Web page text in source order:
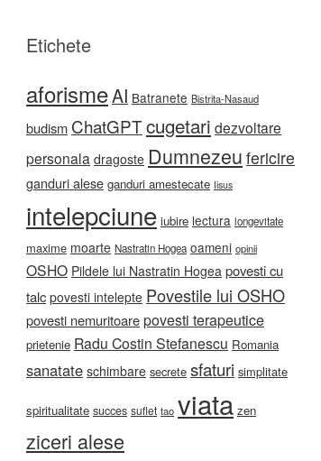
Etichete
aforismeAI Batranete Bistrita-Nasaud
budism ChatGPTcugetari dezvoltare
personala dragoste Dumnezeu fericire
ganduri alese ganduri amestecate Iisus
intelepciune iubire lectura longevitate
maxime moarte Nastratin Hogea oameni opinii
OSHO Pildele lui Nastratin Hogea povesti cu
talc povesti intelepte Povestile lui OSHO
povesti nemuritoarepovesti terapeutice
prietenie Radu Costin Stefanescu Romania
sanatate schimbare secrete sfaturi simplitate
spiritualitate succes suflet tao viata zen
ziceri alese